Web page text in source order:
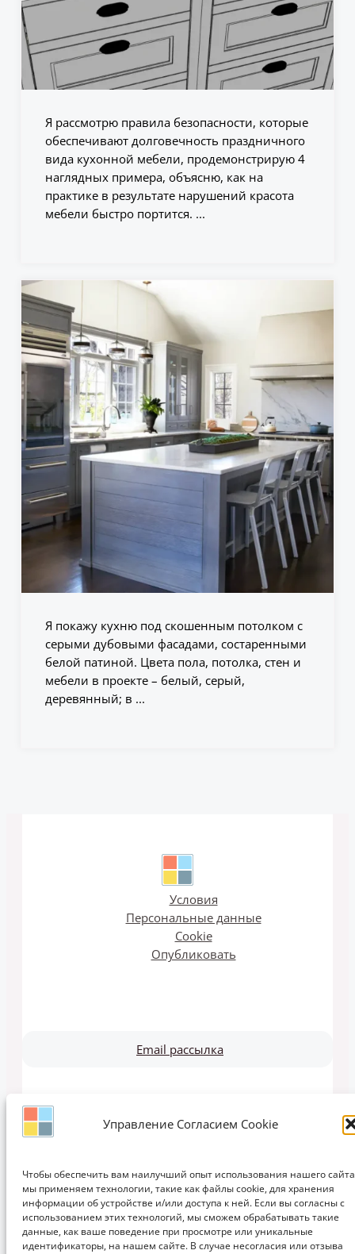
Управление Согласием Cookie
Чтобы обеспечить вам наилучший опыт использования нашего
мы применяем технологии, такие как файлы cookie, для хранения
информации об устройстве и/или доступа к ней. Если вы согласны с
использованием этих технологий, мы сможем обрабатывать такие
данные, как ваше поведение при просмотре или уникальные
идентификаторы, на нашем сайте. В случае несогласия или отзыва
Я рассмотрю правила безопасности, которые
обеспечивают долговечность праздничного
вида кухонной мебели, продемонстрирую 4
наглядных примера, объясню, как на
практике в результате нарушений красота
мебели быстро портится. ...
Я покажу кухню под скошенным потолком с
серыми дубовыми фасадами, состаренными
белой патиной. Цвета пола, потолка, стен и
мебели в проекте – белый, серый,
деревянный; в ...
Условия
Персональные данные
Cookie
Опубликовать
Email рассылка
Кухни, Мебель, Идеи, Мода, Проектирование, Обучение